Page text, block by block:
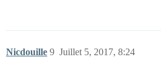
Nicdouille Juillet 5, 2017, 8:24
9